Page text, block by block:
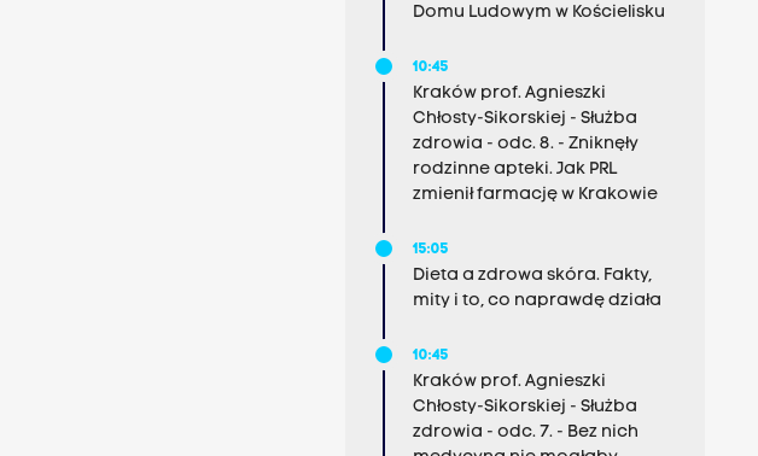
Domu Ludowym w Kościelisku
10:45
Kraków prof. Agnieszki
Chłosty-Sikorskiej - Służba
zdrowia - odc. 8. - Zniknęły
rodzinne apteki. Jak PRL
zmienił farmację w Krakowie
15:05
Dieta a zdrowa skóra. Fakty,
mity i to, co naprawdę działa
10:45
Kraków prof. Agnieszki
Chłosty-Sikorskiej - Służba
zdrowia - odc. 7. - Bez nich